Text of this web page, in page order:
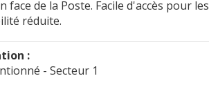
face de la Poste. Facile d'accès pour les
réduite.
:
- Secteur 1